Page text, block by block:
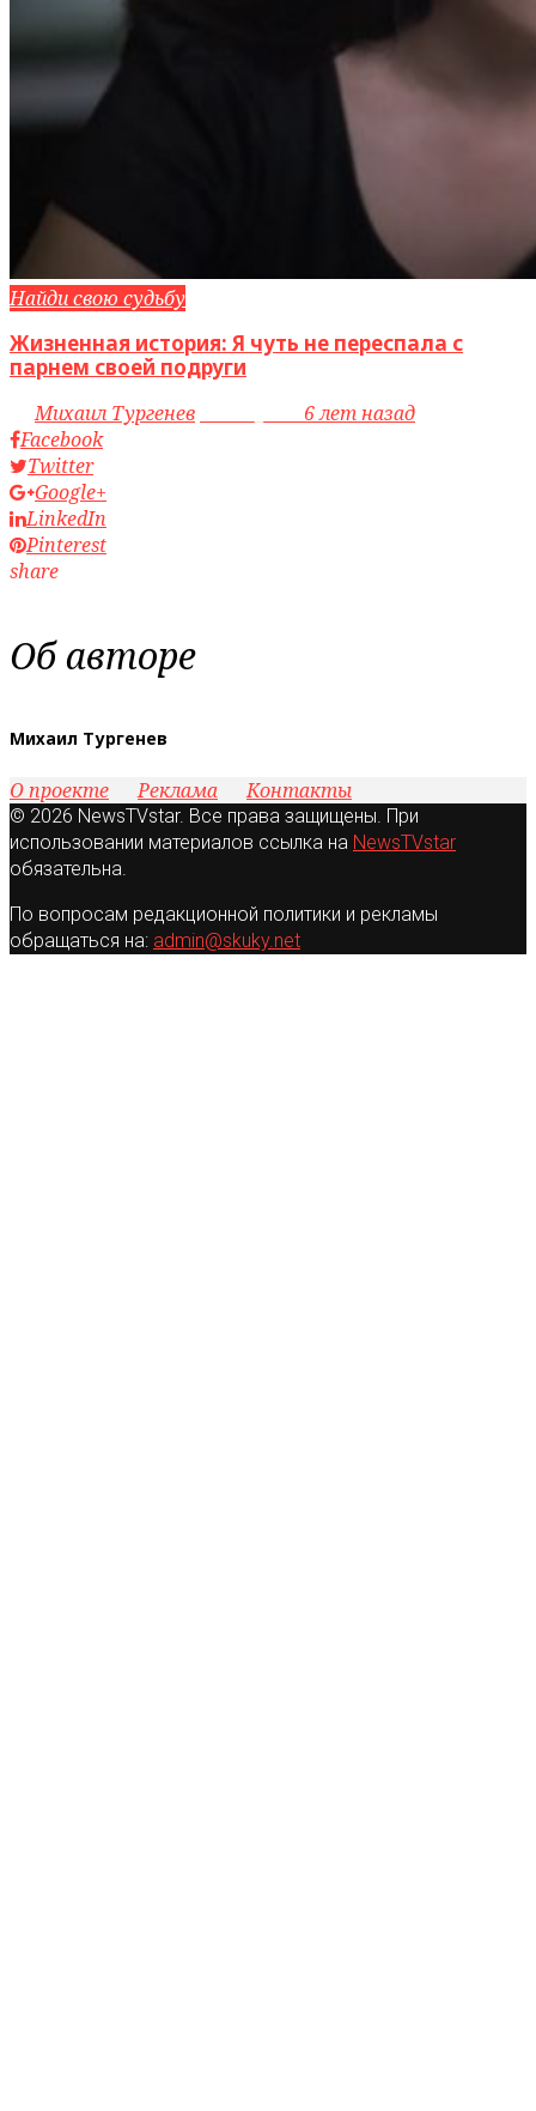
Найди свою судьбу
Жизненная история: Я чуть не переспала с
парнем своей подруги
byМихаил Тургенев
6 лет назад
Facebook
Twitter
Google+
LinkedIn
Pinterest
share
Об авторе
Михаил Тургенев
О проекте Реклама Контакты
© 2026 NewsTVstar. Все права защищены. При
использовании материалов ссылка на NewsTVstar
обязательна.
По вопросам редакционной политики и рекламы
обращаться на: admin@skuky.net